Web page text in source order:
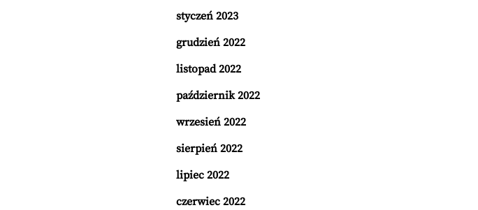
styczeń 2023
grudzień 2022
listopad 2022
październik 2022
wrzesień 2022
sierpień 2022
lipiec 2022
czerwiec 2022